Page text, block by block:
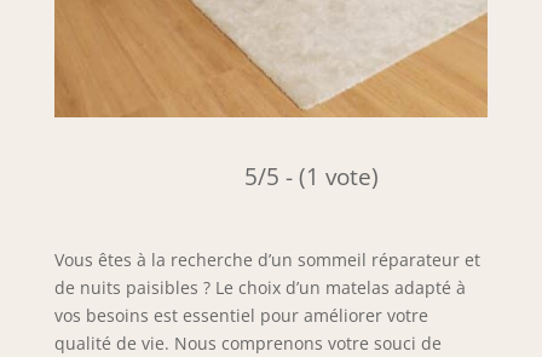
5/5 - (1 vote)
Vous êtes à la recherche d’un sommeil réparateur et
de nuits paisibles ? Le choix d’un matelas adapté à
vos besoins est essentiel pour améliorer votre
qualité de vie. Nous comprenons votre souci de